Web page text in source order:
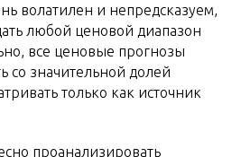
волатилен и непредсказуем,
любой ценовой диапазон
все ценовые прогнозы
со значительной долей
только как источник
проанализировать